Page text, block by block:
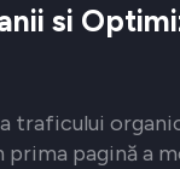
si
traficului
prima pagină a